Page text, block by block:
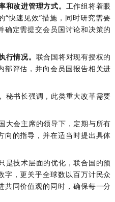
和改进管理方式。 工作组将着眼
“快速见效”措施，同时研究需要
确定需提交会员国讨论和决策的
行情况。 联合国将对现有授权的
部评估，并向会员国报告相关进
秘书长强调，此类重大改革需要
大会主席的领导下，定期与所有
向的指导，并在适当时提出具体
是技术层面的优化，联合国的预
字，更关乎全球数以百万计民众
共同价值观的同时，确保每一分